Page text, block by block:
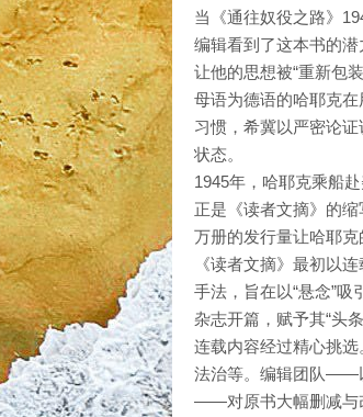
当《通往奴役之路》
编辑看到了这本书的
让他的思想被“重新包
母语为德语的哈耶克
习惯，希冀以严密论
状态。
1945年，哈耶克乘船
正是《读者文摘》的
万册的发行量让哈耶
《读者文摘》最初以
手法，旨在以“悬念”
杂志开篇，赋予其“头
连载内容经过精心挑
法治等。编辑团队——
——对原书大幅删减与